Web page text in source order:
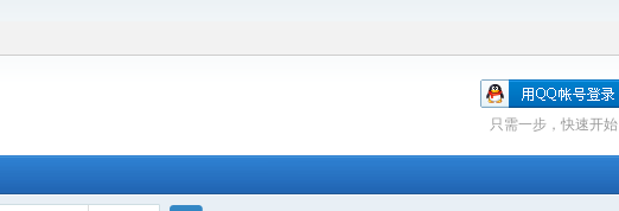
只需一步，快速开始